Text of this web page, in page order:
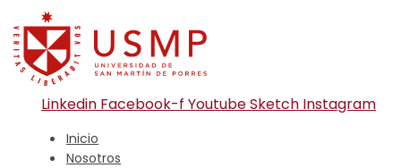
Linkedin Facebook-f YoutubeSketch Instagram
Inicio
Nosotros